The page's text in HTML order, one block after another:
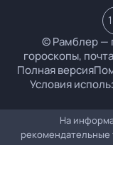
© Рамблер —
гороскопы,
Полная версия
Условия
На
рекомендательные